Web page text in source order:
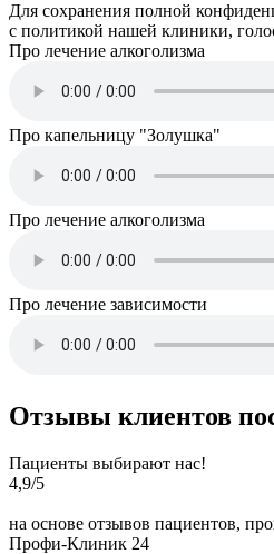
Для сохранения полной
с политикой нашей клиники,
Про лечение алкоголизма
Про капельницу "Золушка"
Про лечение алкоголизма
Про лечение зависимости
Отзывы клиентов
Пациенты выбирают нас!
4,9/5
на основе отзывов пациентов,
Профи-Клиник 24